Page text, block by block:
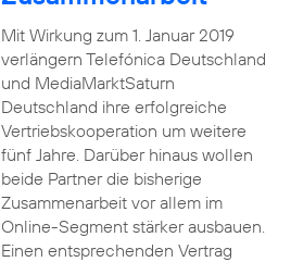
Mit Wirkung zum 1. Januar 2019
verlängern Telefónica Deutschland
und MediaMarktSaturn
Deutschland ihre erfolgreiche
Vertriebskooperation um weitere
fünf Jahre. Darüber hinaus wollen
beide Partner die bisherige
Zusammenarbeit vor allem im
Online-Segment stärker ausbauen.
Einen entsprechenden Vertrag